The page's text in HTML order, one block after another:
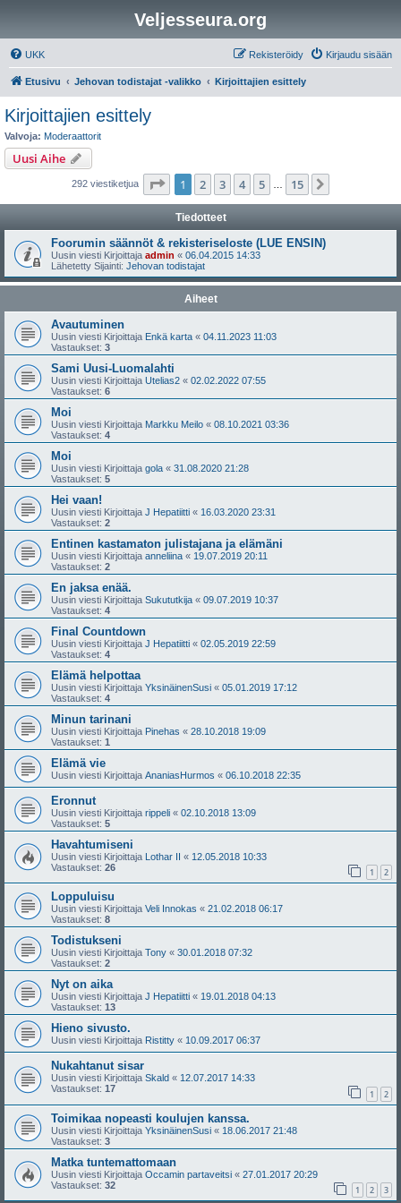
Veljesseura.org
UKK Kirjaudu sisään
Rekisteröidy
Etusivu Jehovan todistajat -valikko Kirjoittajien esittely
Kirjoittajien esittely
Valvoja: Moderaattorit
Uusi Aihe
292 viestiketjua Sivu /15
1 2 3 4 5 15
Tiedotteet
Foorumin säännöt & rekisteriseloste (LUE ENSIN)
Uusin viesti Kirjoittaja admin « 06.04.2015 14:33
Lähetetty Sijainti: Jehovan todistajat
Aiheet
Avautuminen
Uusin viesti Kirjoittaja Enkä karta « 04.11.2023 11:03
Vastaukset: 3
Sami Uusi-Luomalahti
Uusin viesti Kirjoittaja Utelias2 « 02.02.2022 07:55
Vastaukset: 6
Moi
Uusin viesti Kirjoittaja Markku Meilo « 08.10.2021 03:36
Vastaukset: 4
Moi
Uusin viesti Kirjoittaja gola « 31.08.2020 21:28
Vastaukset: 5
Hei vaan!
Uusin viesti Kirjoittaja J Hepatiitti « 16.03.2020 23:31
Vastaukset: 2
Entinen kastamaton julistajana ja elämäni
Uusin viesti Kirjoittaja anneliina « 19.07.2019 20:11
Vastaukset: 2
En jaksa enää.
Uusin viesti Kirjoittaja Sukututkija « 09.07.2019 10:37
Vastaukset: 4
Final Countdown
Uusin viesti Kirjoittaja J Hepatiitti « 02.05.2019 22:59
Vastaukset: 4
Elämä helpottaa
Uusin viesti Kirjoittaja YksinäinenSusi « 05.01.2019 17:12
Vastaukset: 4
Minun tarinani
Uusin viesti Kirjoittaja Pinehas « 28.10.2018 19:09
Vastaukset: 1
Elämä vie
Uusin viesti Kirjoittaja AnaniasHurmos « 06.10.2018 22:35
Eronnut
Uusin viesti Kirjoittaja rippeli « 02.10.2018 13:09
Vastaukset: 5
Havahtumiseni
Uusin viesti Kirjoittaja Lothar II « 12.05.2018 10:33
Vastaukset: 26 1 2
Loppuluisu
Uusin viesti Kirjoittaja Veli Innokas « 21.02.2018 06:17
Vastaukset: 8
Todistukseni
Uusin viesti Kirjoittaja Tony « 30.01.2018 07:32
Vastaukset: 2
Nyt on aika
Uusin viesti Kirjoittaja J Hepatiitti « 19.01.2018 04:13
Vastaukset: 13
Hieno sivusto.
Uusin viesti Kirjoittaja Ristitty « 10.09.2017 06:37
Nukahtanut sisar
Uusin viesti Kirjoittaja Skald « 12.07.2017 14:33
Vastaukset: 17 1 2
Toimikaa nopeasti koulujen kanssa.
Uusin viesti Kirjoittaja YksinäinenSusi « 18.06.2017 21:48
Vastaukset: 3
Matka tuntemattomaan
Uusin viesti Kirjoittaja Occamin partaveitsi « 27.01.2017 20:29
Vastaukset: 32 1 2 3